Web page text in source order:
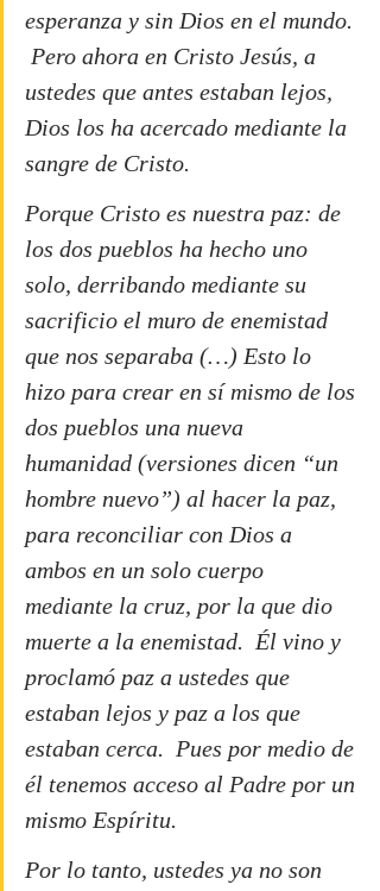
esperanza y sin Dios en el mundo.
Pero ahora en Cristo Jesús, a
ustedes que antes estaban lejos,
Dios los ha acercado mediante la
sangre de Cristo.
Porque Cristo es nuestra paz: de
los dos pueblos ha hecho uno
solo, derribando mediante su
sacrificio el muro de enemistad
que nos separaba (…) Esto lo
hizo para crear en sí mismo de los
dos pueblos una nueva
humanidad (versiones dicen “un
hombre nuevo”) al hacer la paz,
para reconciliar con Dios a
ambos en un solo cuerpo
mediante la cruz, por la que dio
muerte a la enemistad.  Él vino y
proclamó paz a ustedes que
estaban lejos y paz a los que
estaban cerca.  Pues por medio de
él tenemos acceso al Padre por un
mismo Espíritu.
Por lo tanto, ustedes ya no son